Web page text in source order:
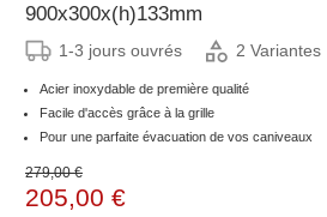
900x300x(h)133mm
1-3 jours ouvrés 2 Variantes
Acier inoxydable de première qualité
Facile d'accès grâce à la grille
Pour une parfaite évacuation de vos caniveaux
279,00 €
205,00 €